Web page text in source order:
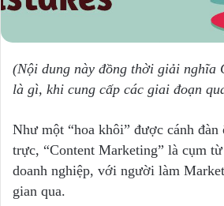
(Nội dung này đồng thời giải nghĩa
là gì, khi cung cấp các giai đoạn
Như một “hoa khôi” được cánh đàn
trực, “Content Marketing” là cụm
doanh nghiệp, với người làm
gian qua.